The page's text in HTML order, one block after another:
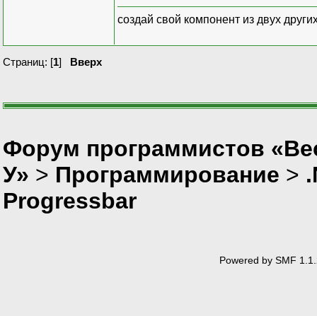
создай свой компонент из двух
Страниц: [1] Вверх
Форум программистов
У» > Программирование >
Progressbar
Powered by SMF